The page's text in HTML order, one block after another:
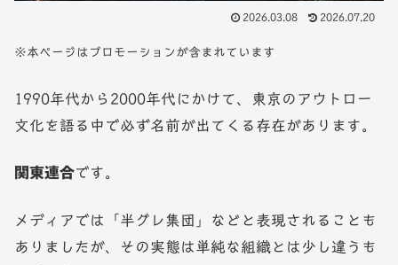
2026.03.08 2026.07.20
※本ページはプロモーションが含まれています
1990年代から2000年代にかけて、東京のアウトロー
文化を語る中で必ず名前が出てくる存在があります。
関東連合です。
メディアでは「半グレ集団」などと表現されることも
ありましたが、その実態は単純な組織とは少し違うも